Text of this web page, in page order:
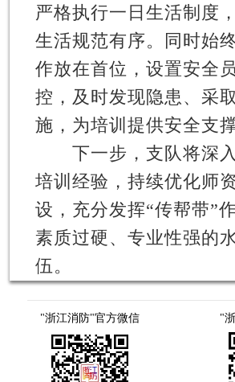
严格执行一日生活制度
生活规范有序。同时始
作放在首位，设置安全
控，及时发现隐患、采
施，为培训提供安全支撑
下一步，支队将深入
培训经验，持续优化师
设，充分发挥“传帮带”
素质过硬、专业性强的
伍。
"浙江消防"官方微信 "